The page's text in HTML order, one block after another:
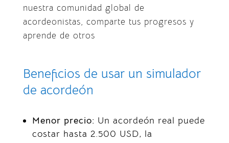
nuestra comunidad global de
acordeonistas, comparte tus progresos y
aprende de otros
Beneficios de usar un simulador
de acordeón
Menor precio: Un acordeón real puede
costar hasta 2.500 USD, la